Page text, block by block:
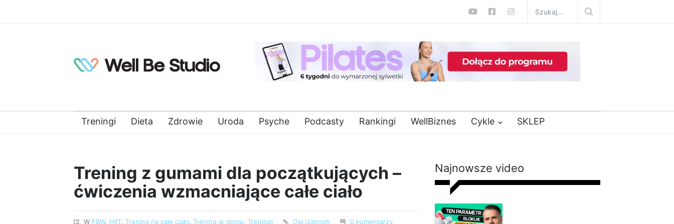
Treningi Dieta Zdrowie Uroda Psyche Podcasty Rankingi WellBiznes Cykle SKLEP
Trening z gumami dla początkujących –
ćwiczenia wzmacniające całe ciało
W FBW, HIIT Trening na całe ciało Trening w domu Treningi Osi Ugonoh 0 komentarzy
Najnowsze video